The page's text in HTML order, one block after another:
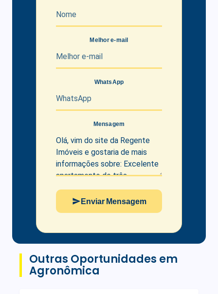
Melhor e-mail
WhatsApp
Mensagem
Enviar Mensagem
Outras Oportunidades em
Agronômica